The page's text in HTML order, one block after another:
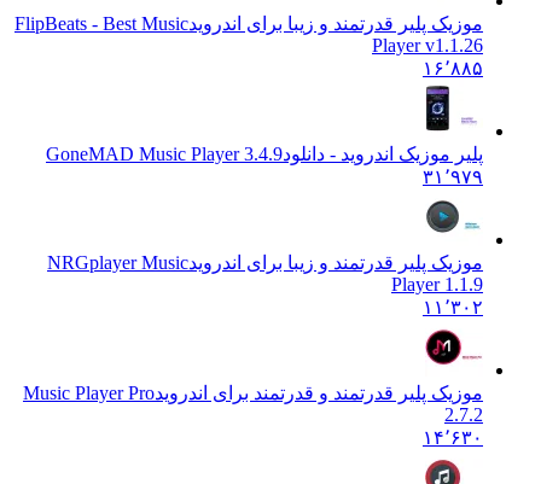
موزیک پلیر قدرتمند و زیبا برای اندرویدFlipBeats - Best Music
Player v1.1.26
۱۶٬۸۸۵
پلیر موزیک اندروید - دانلودGoneMAD Music Player 3.4.9
۳۱٬۹۷۹
موزیک پلیر قدرتمند و زیبا برای اندرویدNRGplayer Music
Player 1.1.9
۱۱٬۳۰۲
موزیک پلیر قدرتمند و قدرتمند برای اندرویدMusic Player Pro
2.7.2
۱۴٬۶۳۰